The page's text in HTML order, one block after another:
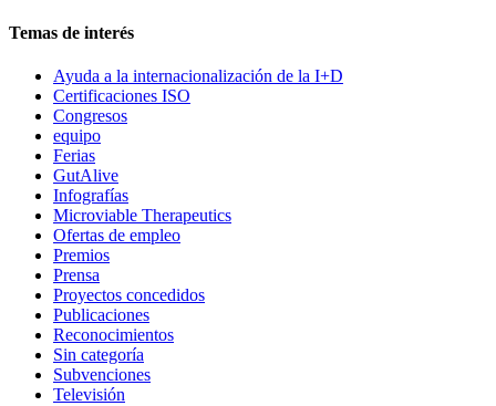
Temas de interés
Ayuda a la internacionalización de la I+D
Certificaciones ISO
Congresos
equipo
Ferias
GutAlive
Infografías
Microviable Therapeutics
Ofertas de empleo
Premios
Prensa
Proyectos concedidos
Publicaciones
Reconocimientos
Sin categoría
Subvenciones
Televisión